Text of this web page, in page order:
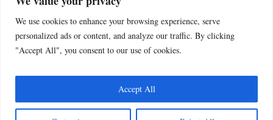
We use cookies to enhance your browsing experience, serve
personalized ads or content, and analyze our traffic. By clicking
"Accept All", you consent to our use of cookies.
Accept All